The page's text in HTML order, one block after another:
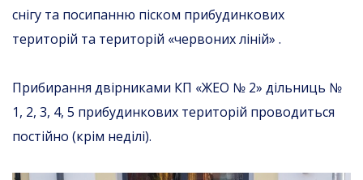
снігу та посипанню піском прибудинкових
територій та територій «червоних ліній» .
Прибирання двірниками КП «ЖЕО № 2» дільниць №
1, 2, 3, 4, 5 прибудинкових територій проводиться
постійно (крім неділі).